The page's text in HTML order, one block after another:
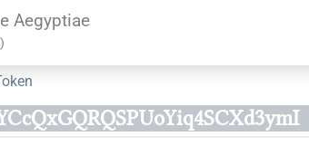
Aegyptiae
)